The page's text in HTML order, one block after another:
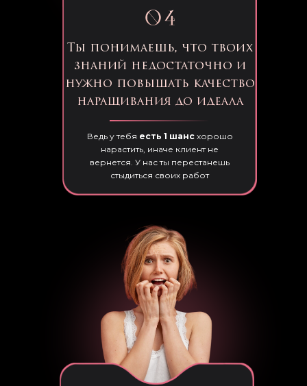
Ты понимаешь, что твоих
знаний недостаточно и
нужно повышать качество
наращивания до идеала
Ведь у тебя есть 1 шансхорошо
нарастить, иначе клиент не
вернется. У нас ты перестанешь
стыдиться своих работ